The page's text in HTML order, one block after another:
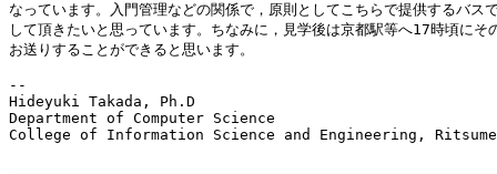
なっています。入門管理などの関係で，原則としてこちらで提供するバス
して頂きたいと思っています。ちなみに，見学後は京都駅等へ17時頃にそ
お送りすることができると思います。
--
Hideyuki Takada, Ph.D
Department of Computer Science
College of Information Science and Engineering,